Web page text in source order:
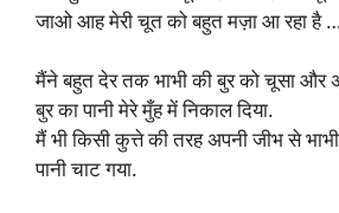
जाओ आह मेरी चूत को बहुत मज़ा आ रहा है
मैंने बहुत देर तक भाभी की बुर को चूसा और
बुर का पानी मेरे मुँह में निकाल दिया.
मैं भी किसी कुत्ते की तरह अपनी जीभ से
पानी चाट गया.